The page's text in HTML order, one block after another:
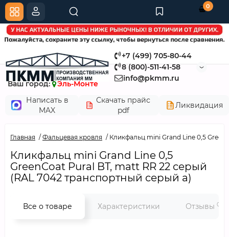
+7 (499) 705-80-44
8 (800)-511-41-58
info@pkmm.ru
Ваш город:
Эль-Монте
Написать в
MAX
Скачать прайс
pdf
Ликвидация
0
Главная Фальцевая кровля Кликфальц mini Grand Line 0,5
Кликфальц mini Grand Line 0,5
GreenCoat Pural BT, matt RR 22 серый
(RAL 7042 транспортный серый a)
Все о товаре Характеристики Отзывы 0